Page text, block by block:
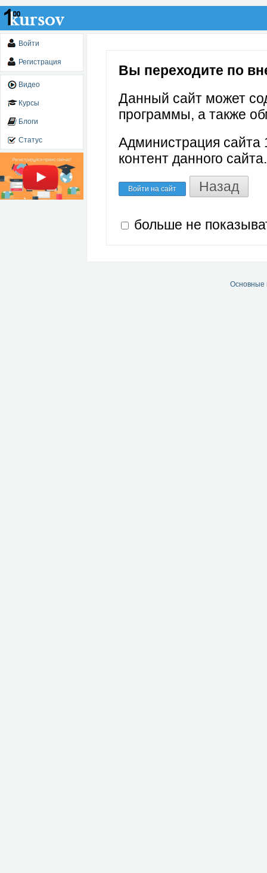
Войти
Регистрация
Видео
Курсы
Блоги
Статус
Вы переходите по
Данный сайт может
программы, а также
Администрация сайта
контент данного сайта.
Войти на сайт Назад
больше не
Основные